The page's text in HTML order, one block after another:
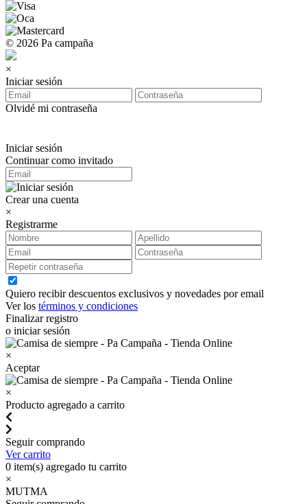
© 2026 Pa campaña
×
Iniciar sesión
Olvidé mi contraseña
Iniciar sesión
Continuar como invitado
Crear una cuenta
×
Registrarme
Quiero recibir descuentos exclusivos y novedades por email
Ver los términos y condiciones
Finalizar registro
o iniciar sesión
×
Aceptar
×
Producto agregado a carrito
Seguir comprando
Ver carrito
0 item(s) agregado tu carrito
×
MUTMA